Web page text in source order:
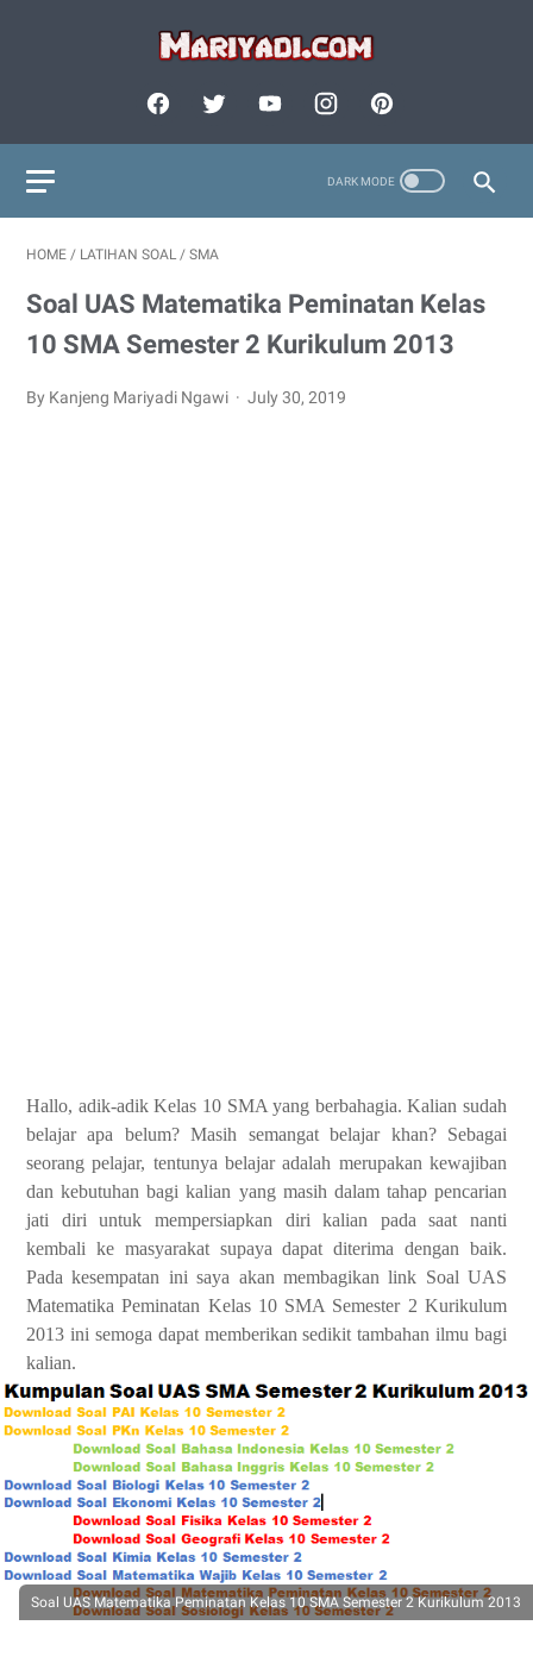
HOME / LATIHAN SOAL / SMA
Soal UAS Matematika Peminatan Kelas
10 SMA Semester 2 Kurikulum 2013
By Kanjeng Mariyadi Ngawi July 30, 2019
Hallo, adik-adik Kelas 10 SMA yang berbahagia. Kalian sudah
belajar apa belum? Masih semangat belajar khan? Sebagai
seorang pelajar, tentunya belajar adalah merupakan kewajiban
dan kebutuhan bagi kalian yang masih dalam tahap pencarian
jati diri untuk mempersiapkan diri kalian pada saat nanti
kembali ke masyarakat supaya dapat diterima dengan baik.
Pada kesempatan ini saya akan membagikan link Soal UAS
Matematika Peminatan Kelas 10 SMA Semester 2 Kurikulum
2013 ini semoga dapat memberikan sedikit tambahan ilmu bagi
kalian.
Soal UAS Matematika Peminatan Kelas 10 SMA Semester 2 Kurikulum 2013